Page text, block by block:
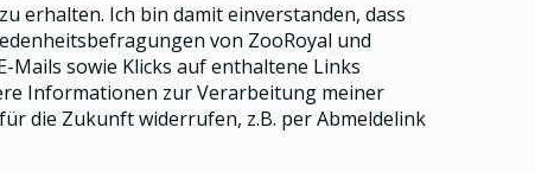
erhalten. Ich bin damit einverstanden, dass
von ZooRoyal und
Mails sowie Klicks auf enthaltene Links
Informationen zur Verarbeitung meiner
die Zukunft widerrufen, z.B. per Abmeldelink